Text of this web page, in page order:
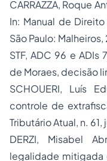
CARRAZZA, Roque
In: Manual de
São Paulo:
STF, ADC 96 e ADIs
de Moraes, decisão
SCHOUERI, Luís
controle de
Tributário Atual, n.
DERZI, Misabel
legalidade